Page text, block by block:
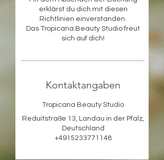
erklärst du dich mit diesen
Richtlinien einverstanden.
Das Tropicana Beauty Studio freut
sich auf dich!
Kontaktangaben
Tropicana Beauty Studio
Reduitstraße 13, Landau in der Pfalz,
Deutschland
+4915233771148